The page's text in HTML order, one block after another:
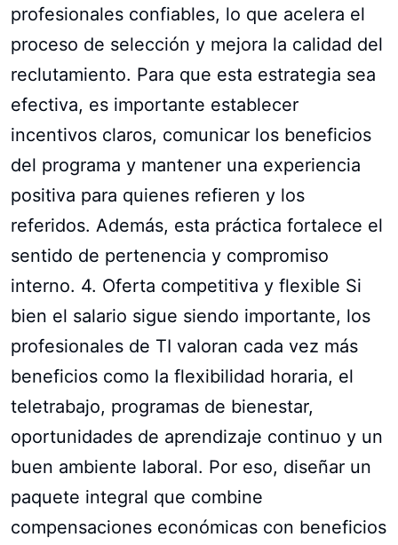
profesionales confiables, lo que acelera el
proceso de selección y mejora la calidad del
reclutamiento. Para que esta estrategia sea
efectiva, es importante establecer
incentivos claros, comunicar los beneficios
del programa y mantener una experiencia
positiva para quienes refieren y los
referidos. Además, esta práctica fortalece el
sentido de pertenencia y compromiso
interno. 4. Oferta competitiva y flexible Si
bien el salario sigue siendo importante, los
profesionales de TI valoran cada vez más
beneficios como la flexibilidad horaria, el
teletrabajo, programas de bienestar,
oportunidades de aprendizaje continuo y un
buen ambiente laboral. Por eso, diseñar un
paquete integral que combine
compensaciones económicas con beneficios